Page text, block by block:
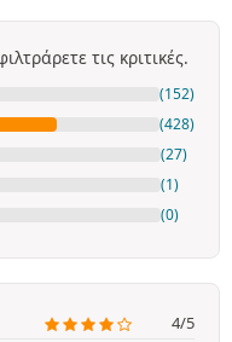
τις κριτικές.
(152)
(428)
(27)
(1)
(0)
4/5